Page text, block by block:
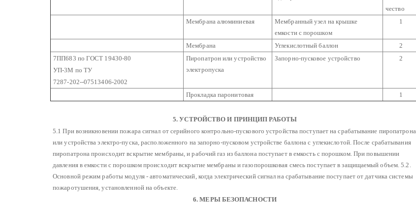
чество
Мембрана алюминиевая
Мембранный узел на крышке
емкости с порошком
1
Мембрана Углекислотный баллон
2
7ПП683 по ГОСТ 19430-80
УП-3М по ТУ
7287-202--07513406-2002
Пиропатрон или устройство
электропуска
Запорно-пусковое устройство 2
Прокладка паронитовая 1
5. УСТРОЙСТВО И ПРИНЦИП РАБОТЫ
5.1 При возникновении пожара сигнал от серийного контрольно-пускового устройства поступает на срабатывание пиропатрона
или устройства электро-пуска, расположенного на запорно-пусковом устройстве баллона с углекислотой. После срабатывания
пиропатрона происходит вскрытие мембраны, и рабочий газ из баллона поступает в емкость с порошком. При повышении
давления в емкости с порошком происходит вскрытие мембраны и газопорошковая смесь поступает в защищаемый объем. 5.2.
Основной режим работы модуля - автоматический, когда электрический сигнал на срабатывание поступает от датчика системы
пожаротушения, установленной на объекте.
6. МЕРЫ БЕЗОПАСНОСТИ